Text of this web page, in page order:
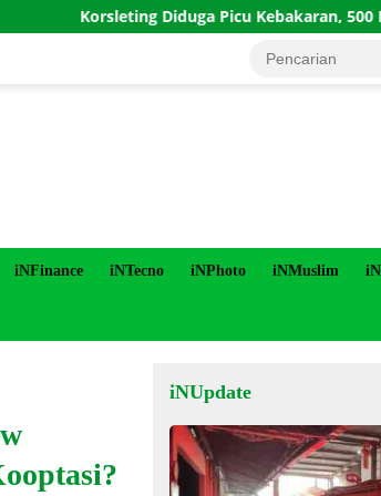
Korsleting Diduga Picu Kebakaran, 500 Mesin
iNFinance iNTecno iNPhoto iNMuslim
iNUpdate